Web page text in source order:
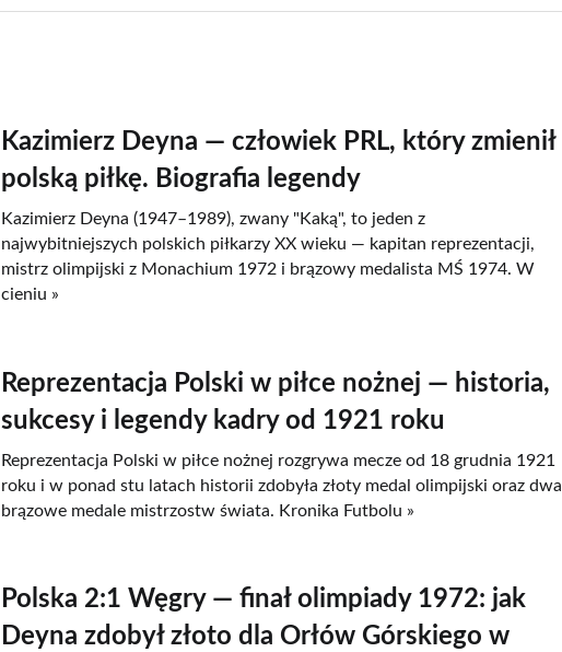
Kazimierz Deyna — człowiek PRL, który zmienił
polską piłkę. Biografia legendy
Kazimierz Deyna (1947–1989), zwany "Kaką", to jeden z
najwybitniejszych polskich piłkarzy XX wieku — kapitan reprezentacji,
mistrz olimpijski z Monachium 1972 i brązowy medalista MŚ 1974. W
cieniu »
Reprezentacja Polski w piłce nożnej — historia,
sukcesy i legendy kadry od 1921 roku
Reprezentacja Polski w piłce nożnej rozgrywa mecze od 18 grudnia 1921
roku i w ponad stu latach historii zdobyła złoty medal olimpijski oraz dwa
brązowe medale mistrzostw świata. Kronika Futbolu »
Polska 2:1 Węgry — finał olimpiady 1972: jak
Deyna zdobył złoto dla Orłów Górskiego w